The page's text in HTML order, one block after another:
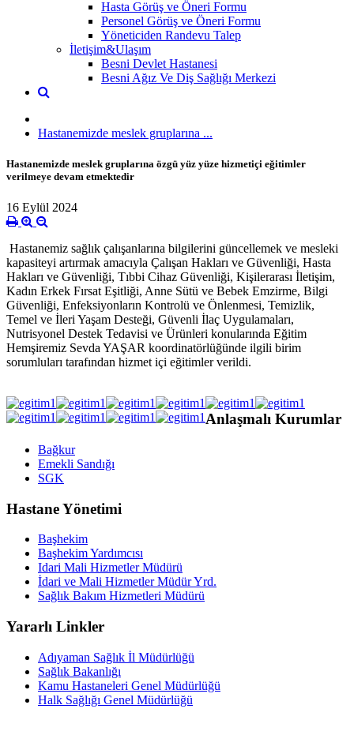
Hasta Görüş ve Öneri Formu
Personel Görüş ve Öneri Formu
Yöneticiden Randevu Talep
İletişim&Ulaşım
Besni Devlet Hastanesi
Besni Ağız Ve Diş Sağlığı Merkezi
Hastanemizde meslek gruplarına ...
Hastanemizde meslek gruplarına özgü yüz yüze hizmetiçi eğitimler
verilmeye devam etmektedir
16 Eylül 2024
Hastanemiz sağlık çalışanlarına bilgilerini güncellemek ve mesleki
kapasiteyi artırmak amacıyla Çalışan Hakları ve Güvenliği, Hasta
Hakları ve Güvenliği, Tıbbi Cihaz Güvenliği, Kişilerarası İletişim,
Kadın Erkek Fırsat Eşitliği, Anne Sütü ve Bebek Emzirme, Bilgi
Güvenliği, Enfeksiyonların Kontrolü ve Önlenmesi, Temizlik,
Temel ve İleri Yaşam Desteği, Güvenli İlaç Uygulamaları,
Nutrisyonel Destek Tedavisi ve Ürünleri konularında Eğitim
Hemşiremiz Sevda YAŞAR koordinatörlüğünde ilgili birim
sorumluları tarafından hizmet içi eğitimler verildi.
Anlaşmalı Kurumlar
Bağkur
Emekli Sandığı
SGK
Hastane Yönetimi
Başhekim
Başhekim Yardımcısı
Idari Mali Hizmetler Müdürü
İdari ve Mali Hizmetler Müdür Yrd.
Sağlık Bakım Hizmetleri Müdürü
Yararlı Linkler
Adıyaman Sağlık İl Müdürlüğü
Sağlık Bakanlığı
Kamu Hastaneleri Genel Müdürlüğü
Halk Sağlığı Genel Müdürlüğü